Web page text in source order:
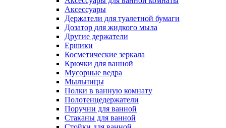
Аксессуары
Держатели для туалетной бумаги
Дозатор для жидкого мыла
Другие держатели
Ершики
Косметические зеркала
Крючки для ванной
Мусорные ведра
Мыльницы
Полки в ванную комнату
Полотенцедержатели
Поручни для ванной
Стаканы для ванной